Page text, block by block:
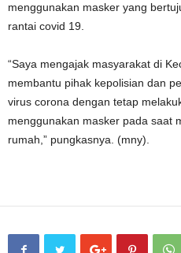
menggunakan masker yang
rantai covid 19.
“Saya mengajak masyarakat di
membantu pihak kepolisian dan
virus corona dengan tetap
menggunakan masker pada saat
rumah,” pungkasnya. (mny).